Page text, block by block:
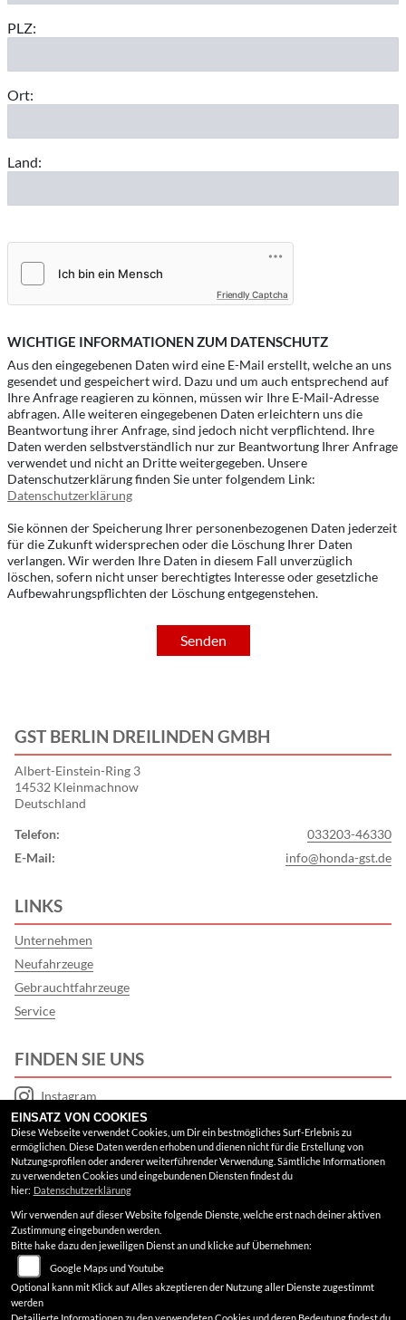
PLZ:
Ort:
Land:
Friendly Captcha
WICHTIGE INFORMATIONEN ZUM DATENSCHUTZ
Aus den eingegebenen Daten wird eine E-Mail erstellt, welche an uns
gesendet und gespeichert wird. Dazu und um auch entsprechend auf
Ihre Anfrage reagieren zu können, müssen wir Ihre E-Mail-Adresse
abfragen. Alle weiteren eingegebenen Daten erleichtern uns die
Beantwortung ihrer Anfrage, sind jedoch nicht verpflichtend. Ihre
Daten werden selbstverständlich nur zur Beantwortung Ihrer Anfrage
verwendet und nicht an Dritte weitergegeben. Unsere
Datenschutzerklärung finden Sie unter folgendem Link:
Datenschutzerklärung
Sie können der Speicherung Ihrer personenbezogenen Daten jederzeit
für die Zukunft widersprechen oder die Löschung Ihrer Daten
verlangen. Wir werden Ihre Daten in diesem Fall unverzüglich
löschen, sofern nicht unser berechtigtes Interesse oder gesetzliche
Aufbewahrungspflichten der Löschung entgegenstehen.
Senden
GST BERLIN DREILINDEN GMBH
Albert-Einstein-Ring 3
14532 Kleinmachnow
Deutschland
Telefon:
033203-46330
E-Mail:
info@honda-gst.de
LINKS
Unternehmen
Neufahrzeuge
Gebrauchtfahrzeuge
Service
FINDEN SIE UNS
Instagram
Google Maps
RECHTLICHES
AGB
Impressum
Datenschutz
EINSATZ VON COOKIES
Diese Webseite verwendet Cookies, um Dir ein bestmögliches Surf-Erlebnis zu
ermöglichen. Diese Daten werden erhoben und dienen nicht für die Erstellung von
Nutzungsprofilen oder anderer weiterführender Verwendung. Sämtliche Informationen
zu verwendeten Cookies und eingebundenen Diensten findest du
hier: Datenschutzerklärung
Wir verwenden auf dieser Website folgende Dienste, welche erst nach deiner aktiven
Zustimmung eingebunden werden.
Bitte hake dazu den jeweiligen Dienst an und klicke auf Übernehmen:
Google Maps und Youtube
Optional kann mit Klick auf Alles akzeptieren der Nutzung aller Dienste zugestimmt
werden